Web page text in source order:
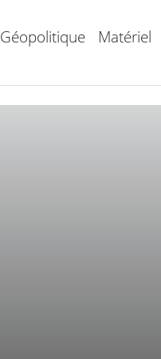
Géopolitique Matériel